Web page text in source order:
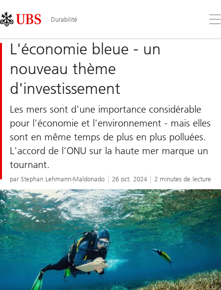
Links
Area
Durabilité
le
L'économie bleue - un
nouveau thème
d'investissement
Les mers sont d'une importance considérable
pour l'économie et l'environnement - mais elles
sont en même temps de plus en plus polluées.
L'accord de l'ONU sur la haute mer marque un
tournant.
par Stephan Lehmann-Maldonado 26 oct. 2024 2 minutes de lecture